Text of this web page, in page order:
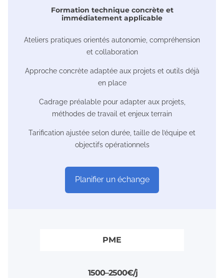
Formation technique concrète et
immédiatement applicable
Ateliers pratiques orientés autonomie, compréhension
et collaboration
Approche concrète adaptée aux projets et outils déjà
en place
Cadrage préalable pour adapter aux projets,
méthodes de travail et enjeux terrain
Tarification ajustée selon durée, taille de l’équipe et
objectifs opérationnels
Planifier un échange
PME
1 5 0 0 – 2 5 0 0 € / j